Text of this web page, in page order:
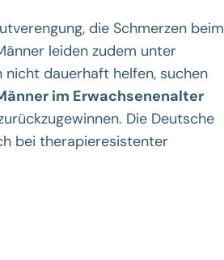
die Schmerzen beim
leiden zudem unter
nicht dauerhaft helfen, suchen
im Erwachsenenalter
Die Deutsche
bei therapieresistenter